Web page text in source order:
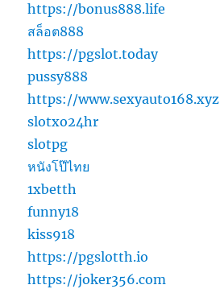
https://bonus888.life
สล็อต888
https://pgslot.today
pussy888
https://www.sexyauto168.xyz
slotxo24hr
slotpg
หนังโป๊ไทย
1xbetth
funny18
kiss918
https://pgslotth.io
https://joker356.com